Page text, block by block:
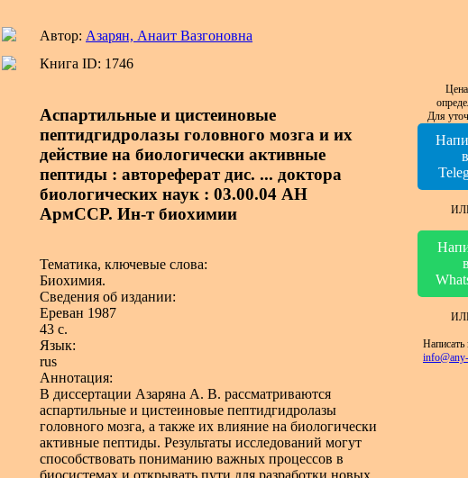
Автор: Азарян, Анаит Вазгоновна
Книга ID: 1746
Аспартильные и цистеиновые
пептидгидролазы головного мозга и их
действие на биологически активные
пептиды : автореферат дис. ... доктора
биологических наук : 03.00.04 АН
АрмССР. Ин-т биохимии
Тематика, ключевые слова:
Биохимия.
Сведения об издании:
Ереван 1987
43 с.
Язык:
rus
Аннотация:
В диссертации Азаряна А. В. рассматриваются
аспартильные и цистеиновые пептидгидролазы
головного мозга, а также их влияние на биологически
активные пептиды. Результаты исследований могут
способствовать пониманию важных процессов в
Для
в
в
Написать